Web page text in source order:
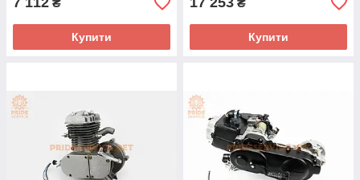
₴
Купити
₴
Купити